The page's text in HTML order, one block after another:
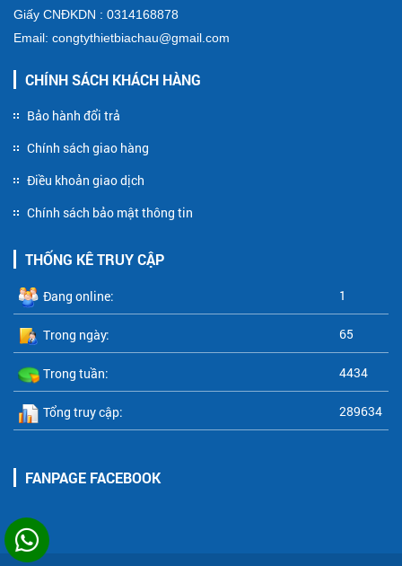
Giấy CNĐKDN : 0314168878
Email: congtythietbiachau@gmail.com
CHÍNH SÁCH KHÁCH HÀNG
Bảo hành đổi trả
Chính sách giao hàng
Điều khoản giao dịch
Chính sách bảo mật thông tin
THỐNG KÊ TRUY CẬP
Đang online: 1
Trong ngày: 65
Trong tuần: 4434
Tổng truy cập: 289634
FANPAGE FACEBOOK